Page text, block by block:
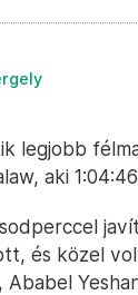
legjobb
aki
és közel